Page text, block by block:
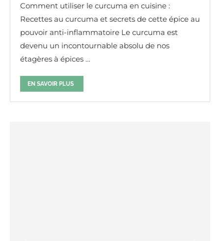
Comment utiliser le curcuma en cuisine :
Recettes au curcuma et secrets de cette épice au
pouvoir anti-inflammatoire Le curcuma est
devenu un incontournable absolu de nos
étagères à épices …
EN SAVOIR PLUS